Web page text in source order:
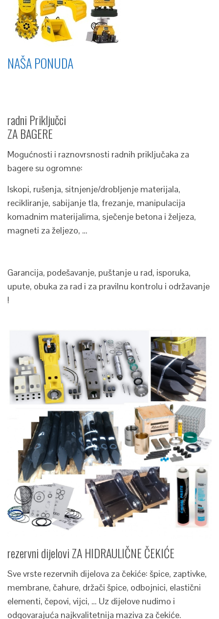
NAŠA PONUDA
radni Priključci
ZA BAGERE
Mogućnosti i raznovrsnosti radnih priključaka za
bagere su ogromne:
Iskopi, rušenja, sitnjenje/drobljenje materijala,
recikliranje, sabijanje tla, frezanje, manipulacija
komadnim materijalima, sječenje betona i željeza,
magneti za željezo, …
Garancija, podešavanje, puštanje u rad, isporuka,
upute, obuka za rad i za pravilnu kontrolu i održavanje
!
rezervni dijelovi ZA HIDRAULIČNE ČEKIĆE
Sve vrste rezervnih dijelova za čekiće: špice, zaptivke,
membrane, čahure, držači špice, odbojnici, elastični
elementi, čepovi, vijci, … Uz dijelove nudimo i
odgovarajuća najkvalitetnija maziva za čekiće.